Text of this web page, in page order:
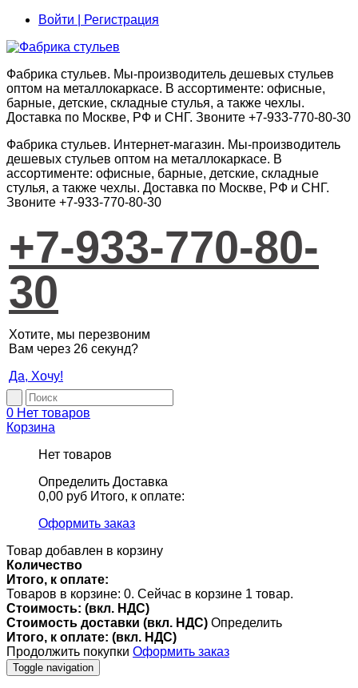
Войти | Регистрация
Фабрика стульев. Мы-производитель дешевых стульев
оптом на металлокаркасе. В ассортименте: офисные,
барные, детские, складные стулья, а также чехлы.
Доставка по Москве, РФ и СНГ. Звоните +7-933-770-80-30
Фабрика стульев. Интернет-магазин. Мы-производитель
дешевых стульев оптом на металлокаркасе. В
ассортименте: офисные, барные, детские, складные
стулья, а также чехлы. Доставка по Москве, РФ и СНГ.
Звоните +7-933-770-80-30
+7-933-770-80-
30
Хотите, мы перезвоним
Вам через 26 секунд?
Да, Хочу!
0 Нет товаров
Корзина
Нет товаров
Определить Доставка
0,00 руб Итого, к оплате:
Оформить заказ
Товар добавлен в корзину
Количество
Итого, к оплате:
Товаров в корзине: 0. Сейчас в корзине 1 товар.
Стоимость: (вкл. НДС)
Стоимость доставки (вкл. НДС) Определить
Итого, к оплате: (вкл. НДС)
Продолжить покупки Оформить заказ
Toggle navigation